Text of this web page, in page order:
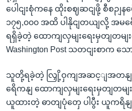
ပေါငျးစုံကနေ ထိုးစဈဆငျဖို့ စီစဉျန
၁၇၅,၀၀၀ အထိ ပါနိုငျတယျလို့ အမ
ရရှိခဲ့တဲ့ ထောကျလှမျးရေးမှတျတမျ
Washington Post သတငျးစာက သ
သူတို့ရခဲ့တဲ့ လြှို့ဝှကျအဆင့ျအတနျ
ရေိကနျ ထောကျလှမျးရေးမှတျတမ
ယူထားတဲ့ ဓာတျပုံတှေ ပါပွီး ယူကရိနျး